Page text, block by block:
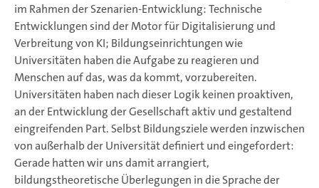
im Rahmen der Szenarien-Entwicklung: Technische
Entwicklungen sind der Motor für Digitalisierung und
Verbreitung von KI; Bildungseinrichtungen wie
Universitäten haben die Aufgabe zu reagieren und
Menschen auf das, was da kommt, vorzubereiten.
Universitäten haben nach dieser Logik keinen proaktiven,
an der Entwicklung der Gesellschaft aktiv und gestaltend
eingreifenden Part. Selbst Bildungsziele werden inzwischen
von außerhalb der Universität definiert und eingefordert:
Gerade hatten wir uns damit arrangiert,
bildungstheoretische Überlegungen in die Sprache der